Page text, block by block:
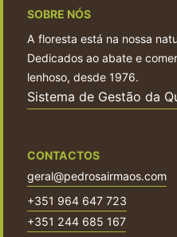
SOBRE NÓS
A floresta está na nossa
Dedicados ao abate e
lenhoso, desde 1976.
Sistema de Gestão da
CONTACTOS
geral@pedrosairmaos.com
+351 964 647 723
+351 244 685 167